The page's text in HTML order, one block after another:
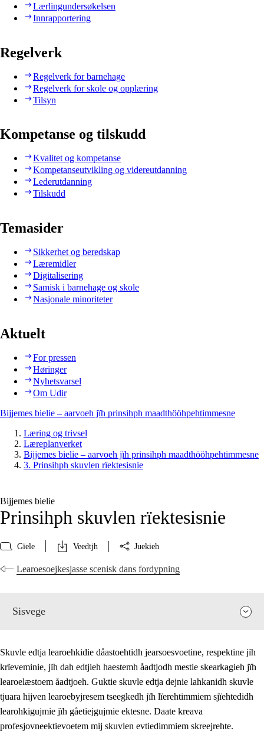
Lærlingundersøkelsen
Innrapportering
Regelverk
Regelverk for barnehage
Regelverk for skole og opplæring
Tilsyn
Kompetanse og tilskudd
Kvalitet og kompetanse
Kompetanseutvikling og videreutdanning
Lederutdanning
Tilskudd
Temasider
Sikkerhet og beredskap
Læremidler
Digitalisering
Samisk i barnehage og skole
Nasjonale minoriteter
Aktuelt
For pressen
Høringer
Nyhetsvarsel
Om Udir
Bijjemes bielie – aarvoeh jïh prinsihph maadthööhpehtimmesne
Læring og trivsel
Læreplanverket
Bijjemes bielie – aarvoeh jïh prinsihph maadthööhpehtimmesne
3. Prinsihph skuvlen rïektesisnie
Bijjemes bielie
Prinsihph skuvlen rïektesisnie
Gïele Veedtjh Juekieh
Learoesoejkesjasse scenisk dans fordypning
Sisvege
Skuvle edtja learoehkidie dåastoehtidh jearsoesvoetine, respektine jïh
krïeveminie, jïh dah edtjieh haestemh åadtjodh mestie skearkagieh jïh
learoelæstoem åadtjoeh. Guktie skuvle edtja dejnie lahkanidh skuvle
tjuara hijven learoebyjresem tseegkedh jïh lïerehtimmiem sjïehtedidh
learohkigujmie jïh gåetiejgujmie ektesne. Daate kreava
profesjovneektievoetem mij skuvlen evtiedimmiem skreejrehte.